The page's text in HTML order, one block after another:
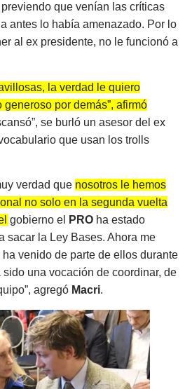
que venían las críticas
antes lo había amenazado. Por lo
al ex presidente, no le funcionó a
la verdad le quiero
por demás”, afirmó
se burló un asesor del ex
que usan los trolls
verdad que nosotros le hemos
no solo en la segunda vuelta
gobierno el PRO ha estado
sacar la Ley Bases. Ahora me
venido de parte de ellos durante
una vocación de coordinar, de
agregó Macri.